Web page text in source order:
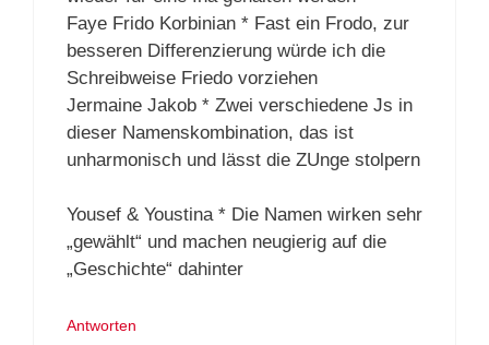
Faye Frido Korbinian * Fast ein Frodo, zur
besseren Differenzierung würde ich die
Schreibweise Friedo vorziehen
Jermaine Jakob * Zwei verschiedene Js in
dieser Namenskombination, das ist
unharmonisch und lässt die ZUnge stolpern
Yousef & Youstina * Die Namen wirken sehr
„gewählt“ und machen neugierig auf die
„Geschichte“ dahinter
Antworten